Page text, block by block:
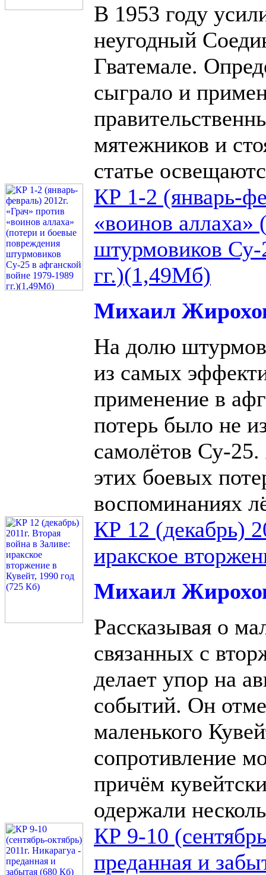
В 1953 году
неугодный
Гватемале.
сыграло и
мятежников и
статье
КР 1-2 (январь-
«воинов
штурмовиков Су-
гг.)(1,49Мб)
Михаил
На долю
из самых
применение в
потерь было не
самолётов Су-
этих боевых
воспоминаниях
КР 12 (декабрь)
иракское
Михаил
Рассказывая о
связанных с
делает упор на
событий. Он
маленького
сопротивление
причём
одержали
КР 9-10
преданная и